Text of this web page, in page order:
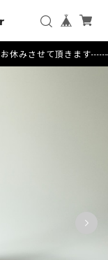
みさせて頂きます